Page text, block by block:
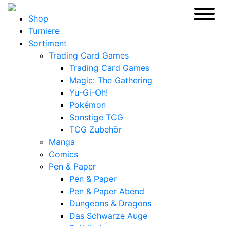
Shop
Turniere
Sortiment
Trading Card Games
Trading Card Games
Magic: The Gathering
Yu-Gi-Oh!
Pokémon
Sonstige TCG
TCG Zubehör
Manga
Comics
Pen & Paper
Pen & Paper
Pen & Paper Abend
Dungeons & Dragons
Das Schwarze Auge